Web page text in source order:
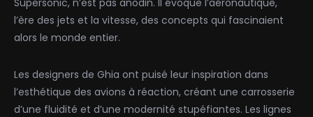
Supersonic, n’est pas anodin. Il évoque l’aéronautique,
l’ère des jets et la vitesse, des concepts qui fascinaient
alors le monde entier.
Les designers de Ghia ont puisé leur inspiration dans
l’esthétique des avions à réaction, créant une carrosserie
d’une fluidité et d’une modernité stupéfiantes. Les lignes